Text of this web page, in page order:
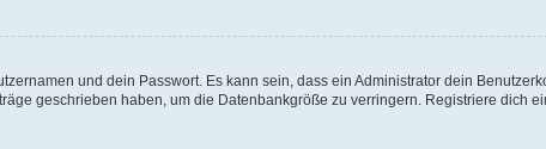
und dein Passwort. Es kann sein, dass ein Administrator dein
geschrieben haben, um die Datenbankgröße zu verringern. Registriere dich